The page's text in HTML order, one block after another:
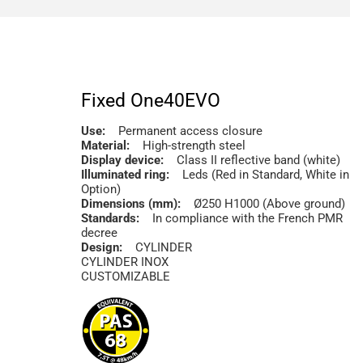
Fixed One40EVO
Use:
Permanent access closure
Material:
High-strength steel
Display device: Class II reflective band (white)
Illuminated ring:
Leds (Red in Standard, White in
Option)
Dimensions (mm):
Ø250 H1000 (Above ground)
Standards: In compliance with the French PMR
decree
Design:
CYLINDER
CYLINDER INOX
CUSTOMIZABLE